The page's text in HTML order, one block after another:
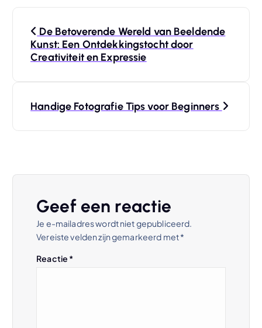
De Betoverende Wereld van Beeldende
Kunst: Een Ontdekkingstocht door
Creativiteit en Expressie
Handige Fotografie Tips voor Beginners
Geef een reactie
Je e-mailadres wordt niet gepubliceerd.
Vereiste velden zijn gemarkeerd met*
Reactie *